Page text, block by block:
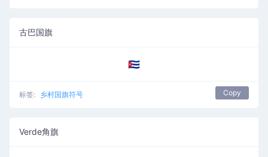
古巴国旗
🇨🇺
标签: 乡村国旗符号 Copy
Verde角旗